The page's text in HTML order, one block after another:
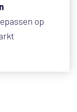
op